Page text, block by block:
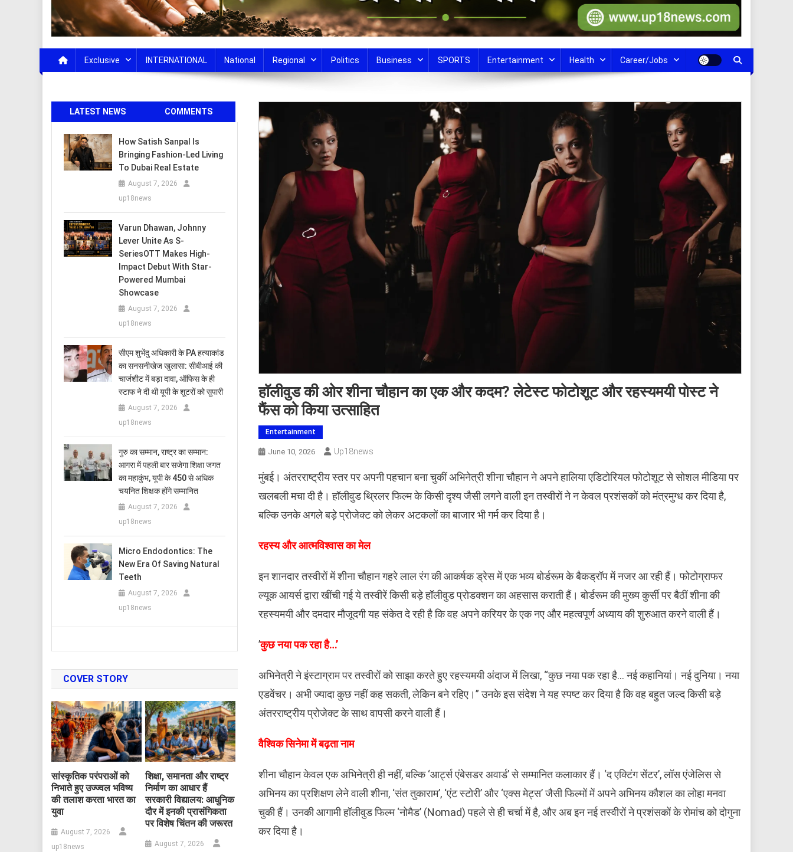
Exclusive INTERNATIONAL National Regional Politics Business SPORTS Entertainment Health Career/Jobs
हॉलीवुड की ओर शीना चौहान का एक और कदम? लेटेस्ट फोटोशूट और रहस्यमयी पोस्ट ने
फैंस को किया उत्साहित
Entertainment
June 10, 2026 Up18news
​मुंबई। अंतरराष्ट्रीय स्तर पर अपनी पहचान बना चुकीं अभिनेत्री शीना चौहान ने अपने हालिया एडिटोरियल फोटोशूट से सोशल मीडिया पर
खलबली मचा दी है। हॉलीवुड थ्रिलर फिल्म के किसी दृश्य जैसी लगने वाली इन तस्वीरों ने न केवल प्रशंसकों को मंत्रमुग्ध कर दिया है,
बल्कि उनके अगले बड़े प्रोजेक्ट को लेकर अटकलों का बाजार भी गर्म कर दिया है।
​रहस्य और आत्मविश्वास का मेल
इन शानदार तस्वीरों में शीना चौहान गहरे लाल रंग की आकर्षक ड्रेस में एक भव्य बोर्डरूम के बैकड्रॉप में नजर आ रही हैं। फोटोग्राफर
ल्यूक आयर्स द्वारा खींची गई ये तस्वीरें किसी बड़े हॉलीवुड प्रोडक्शन का अहसास कराती हैं। बोर्डरूम की मुख्य कुर्सी पर बैठीं शीना की
रहस्यमयी और दमदार मौजूदगी यह संकेत दे रही है कि वह अपने करियर के एक नए और महत्वपूर्ण अध्याय की शुरुआत करने वाली हैं।
​’कुछ नया पक रहा है…’
अभिनेत्री ने इंस्टाग्राम पर तस्वीरों को साझा करते हुए रहस्यमयी अंदाज में लिखा, “कुछ नया पक रहा है… नई कहानियां। नई दुनिया। नया
एडवेंचर। अभी ज्यादा कुछ नहीं कह सकती, लेकिन बने रहिए।” उनके इस संदेश ने यह स्पष्ट कर दिया है कि वह बहुत जल्द किसी बड़े
अंतरराष्ट्रीय प्रोजेक्ट के साथ वापसी करने वाली हैं।
वैश्विक सिनेमा में बढ़ता नाम
शीना चौहान केवल एक अभिनेत्री ही नहीं, बल्कि ‘आर्ट्स एंबेसडर अवार्ड’ से सम्मानित कलाकार हैं। ‘द एक्टिंग सेंटर’, लॉस एंजेलिस से
अभिनय का प्रशिक्षण लेने वाली शीना, ‘संत तुकाराम’, ‘एंट स्टोरी’ और ‘एक्स मेट्स’ जैसी फिल्मों में अपने अभिनय कौशल का लोहा मनवा
चुकी हैं। उनकी आगामी हॉलीवुड फिल्म ‘नोमैड’ (Nomad) पहले से ही चर्चा में है, और अब इन नई तस्वीरों ने प्रशंसकों के रोमांच को दोगुना
कर दिया है।
LATEST NEWS COMMENTS
How Satish Sanpal Is
Bringing Fashion-Led Living
To Dubai Real Estate
August 7, 2026
up18news
Varun Dhawan, Johnny
Lever Unite As S-
SeriesOTT Makes High-
Impact Debut With Star-
Powered Mumbai
Showcase
August 7, 2026
up18news
सीएम शुभेंदु अधिकारी के PA हत्याकांड
का सनसनीखेज खुलासा: सीबीआई की
चार्जशीट में बड़ा दावा, ऑफिस के ही
स्टाफ ने दी थी यूपी के शूटरों को सुपारी
August 7, 2026
up18news
​गुरु का सम्मान, राष्ट्र का सम्मान:
आगरा में पहली बार सजेगा शिक्षा जगत
का महाकुंभ, यूपी के 450 से अधिक
चयनित शिक्षक होंगे सम्मानित
August 7, 2026
up18news
Micro Endodontics: The
New Era Of Saving Natural
Teeth
August 7, 2026
up18news
COVER STORY
सांस्कृतिक परंपराओं को
निभाते हुए उज्ज्वल भविष्य
की तलाश करता भारत का
युवा
August 7, 2026
up18news
शिक्षा, समानता और राष्ट्र
निर्माण का आधार हैं
सरकारी विद्यालय: आधुनिक
दौर में इनकी प्रासंगिकता
पर विशेष चिंतन की जरूरत
August 7, 2026